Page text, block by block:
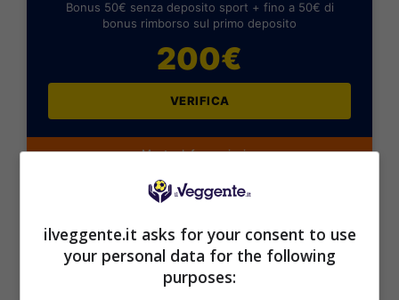
Bonus 50€ senza deposito sport + fino a 50€ di
bonus rimborso sul primo deposito
200€
VERIFICA
Mostra Informazioni
BONUS BENVENUTO GOLDBET: 2.050€
Fino a 2050€ sport e casino
ilveggente.it asks for your consent to use
your personal data for the following
purposes: